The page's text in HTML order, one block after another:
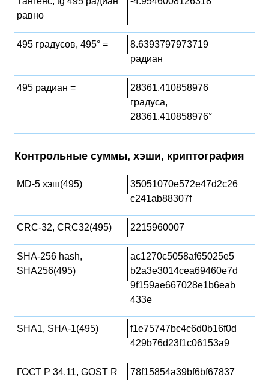
равно
495 градусов, 495° =
8.6393797973719
радиан
495 радиан =
28361.410858976
градуса,
28361.410858976°
Контрольные суммы, хэши, криптография
MD-5 хэш(495)
35051070e572e47d2c26
c241ab88307f
CRC-32, CRC32(495) 2215960007
SHA-256 hash,
SHA256(495)
ac1270c5058af65025e5
b2a3e3014cea69460e7d
9f159ae667028e1b6eab
433e
SHA1, SHA-1(495)
f1e75747bc4c6d0b16f0d
429b76d23f1c06153a9
ГОСТ Р 34.11, GOST R
78f15854a39bf6bf67837